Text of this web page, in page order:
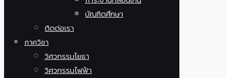
บัณฑิตศึกษา
ติดต่อเรา
ภาควิชา
วิศวกรรมโยธา
วิศวกรรมไฟฟ้า